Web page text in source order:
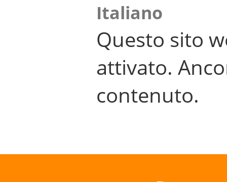
Italiano
Questo sito
attivato.
contenuto.